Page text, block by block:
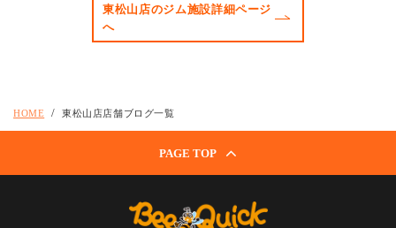
東松山店のジム施設詳細ページ
へ
HOME 東松山店店舗ブログ一覧
PAGE TOP